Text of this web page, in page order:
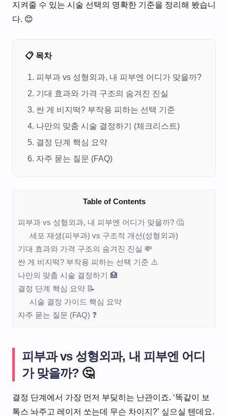
지켜줄 수 있는 시술 선택의 명확한 기준을 정리해 봤습니
다. 😊
📋 목차
피부과 vs 성형외과, 내 피부엔 어디가 맞을까?
기대 효과와 가격 구조의 숨겨진 진실
싼 게 비지떡? 부작용 피하는 선택 기준
나만의 맞춤 시술 결정하기 (체크리스트)
결정 단계 핵심 요약
자주 묻는 질문 (FAQ)
Table of Contents
피부과 vs 성형외과, 내 피부엔 어디가 맞을까? 🤔
세포 재생(피부과) vs 구조적 개선(성형외과)
기대 효과와 가격 구조의 숨겨진 진실 💸
싼 게 비지떡? 부작용 피하는 선택 기준 ⚠️
나만의 맞춤 시술 결정하기 🏥
결정 단계 핵심 요약 📝
시술 결정 가이드 핵심 요약
자주 묻는 질문 (FAQ) ❓
피부과 vs 성형외과, 내 피부엔 어디
가 맞을까? 🤔
결정 단계에서 가장 먼저 부딪히는 난관이죠. ‘똑같이 보
톡스 놔주고 레이저 쏘는데 무슨 차이지?’ 싶으실 텐데요.